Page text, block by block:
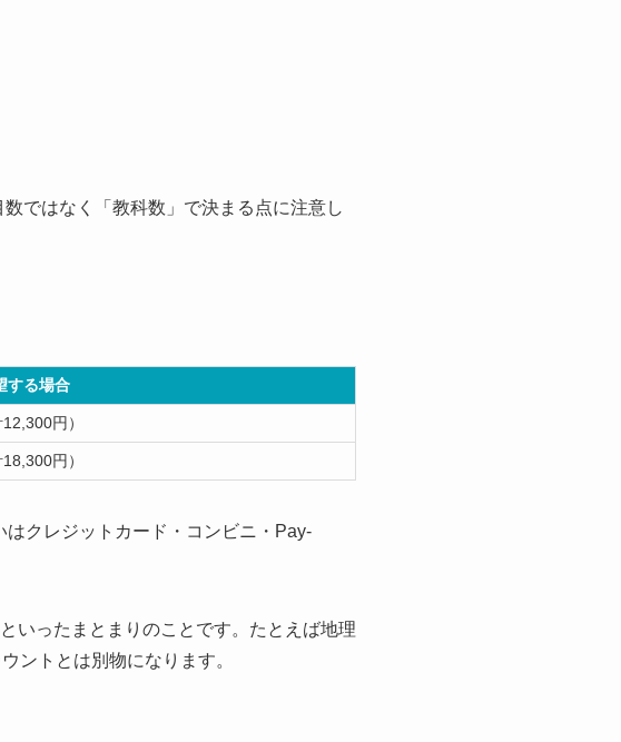
ではなく「教科数」で決まる点に注意し
する場合
円）
円）
クレジットカード・コンビニ・Pay-
いったまとまりのことです。たとえば地理
ントとは別物になります。